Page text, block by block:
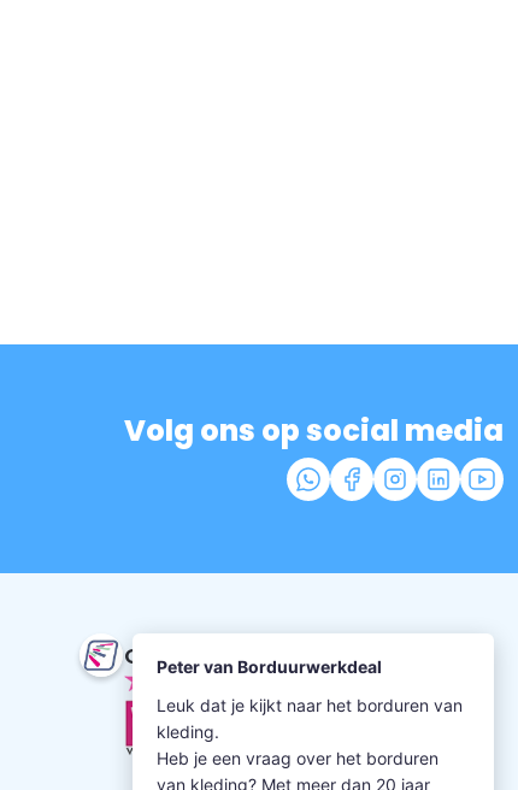
Volg ons op social media
Onze beoordeling
9.5uit 352 beoordelingen